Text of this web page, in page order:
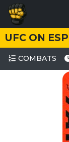
UFC ON
COMBATS